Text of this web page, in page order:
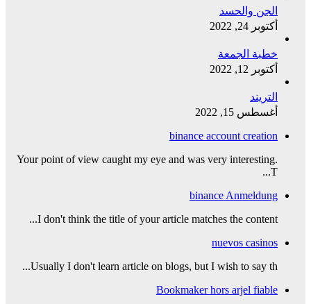
الجن والحسد
أكتوبر 24, 2022
خطبة الجمعة
أكتوبر 12, 2022
التريند
أغسطس 15, 2022
binance account creation
Your point of view caught my eye and was very interesting.
T...
binance Anmeldung
I don't think the title of your article matches the content...
nuevos casinos
Usually I don't learn article on blogs, but I wish to say th...
Bookmaker hors arjel fiable